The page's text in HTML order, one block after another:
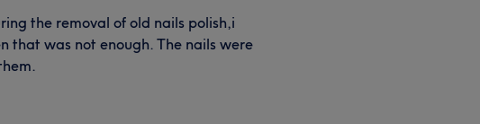
the removal of old nails polish,i
that was not enough. The nails were